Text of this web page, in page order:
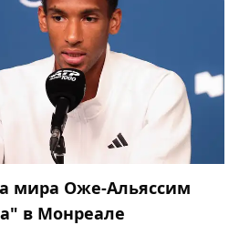
мира Оже-Альяссим
в Монреале